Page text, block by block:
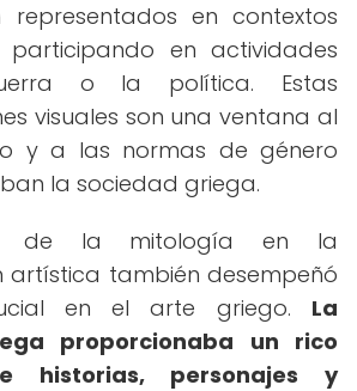
representados en contextos
participando en actividades
o la política. Estas
visuales son una ventana al
y a las normas de género
la sociedad griega.
de la mitología en la
artística también desempeñó
en el arte griego. La
proporcionaba un rico
historias, personajes y